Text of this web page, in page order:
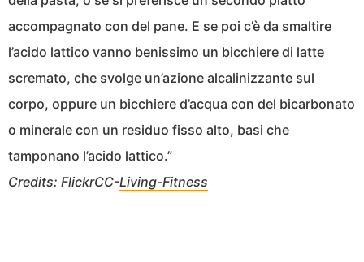
accompagnato con del pane. E se poi c’è da smaltire
l’acido lattico vanno benissimo un bicchiere di latte
scremato, che svolge un’azione alcalinizzante sul
corpo, oppure un bicchiere d’acqua con del bicarbonato
o minerale con un residuo fisso alto, basi che
tamponano l’acido lattico.”
Credits: FlickrCC-Living-Fitness